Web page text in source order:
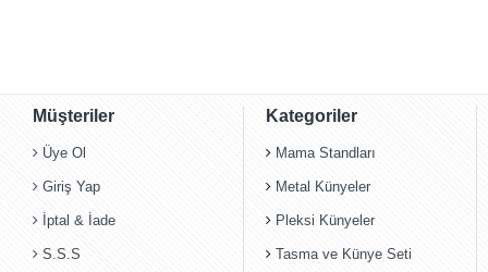
Müşteriler
Üye Ol
Giriş Yap
İptal & İade
S.S.S
Kategoriler
Mama Standları
Metal Künyeler
Pleksi Künyeler
Tasma ve Künye Seti